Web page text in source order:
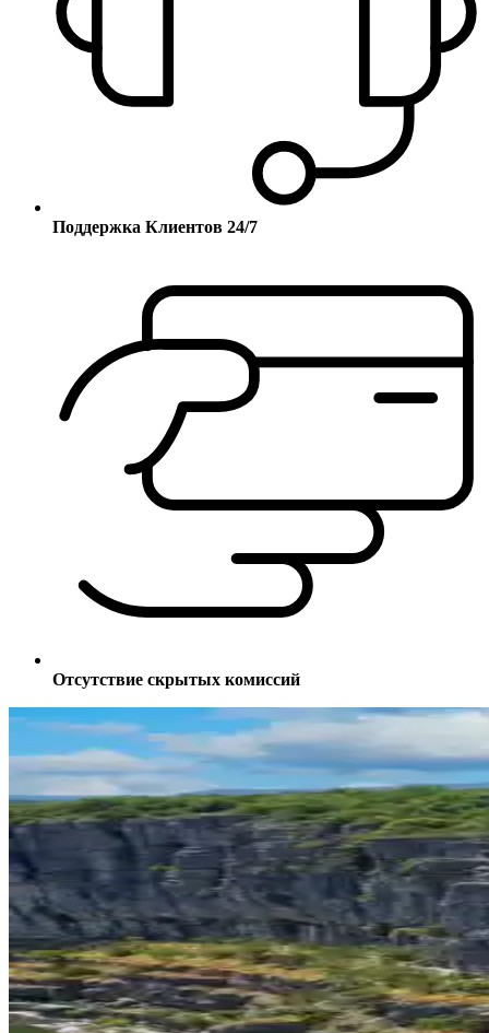
Поддержка Клиентов 24/7
Отсутствие скрытых комиссий